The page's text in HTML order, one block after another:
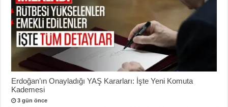
Erdoğan’ın Onayladığı YAŞ Kararları: İşte Yeni Komuta
Kademesi
3 gün önce